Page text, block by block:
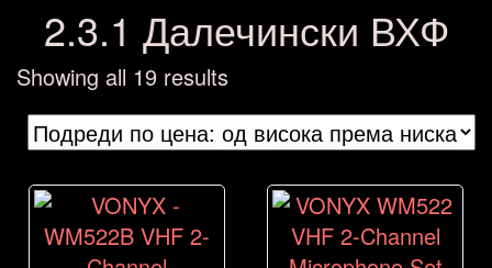
2.3.1 Далечински ВХФ
Showing all 19 resultsSorted
by
price: